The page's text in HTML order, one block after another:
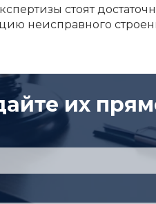
стоят
неисправного
их